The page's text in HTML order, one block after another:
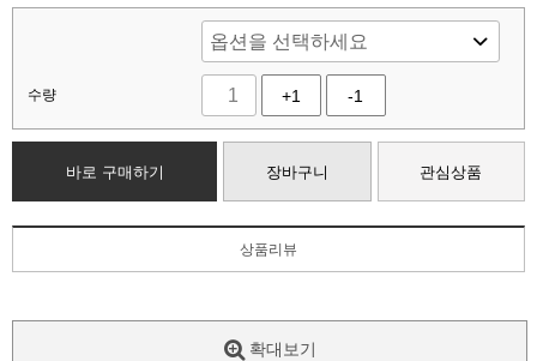
수량 +1 -1
바로 구매하기 장바구니 관심상품
상품리뷰
확대보기